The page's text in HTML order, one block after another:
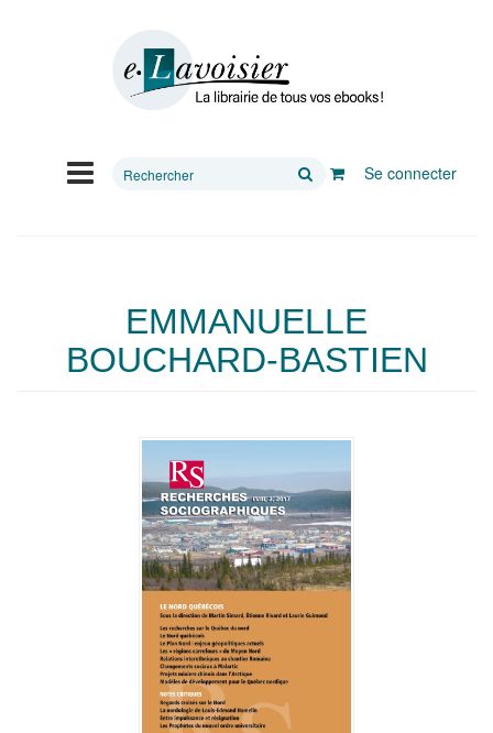
Rechercher
Se connecter
EMMANUELLE
BOUCHARD-BASTIEN